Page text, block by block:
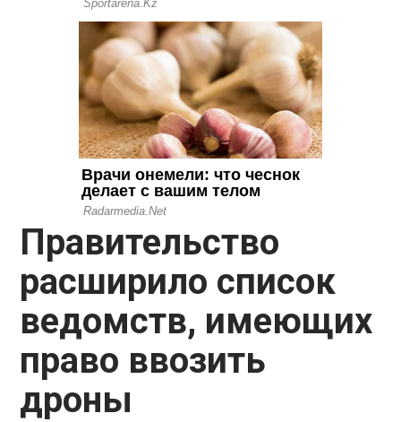
Правительство
расширило список
ведомств, имеющих
право ввозить
дроны